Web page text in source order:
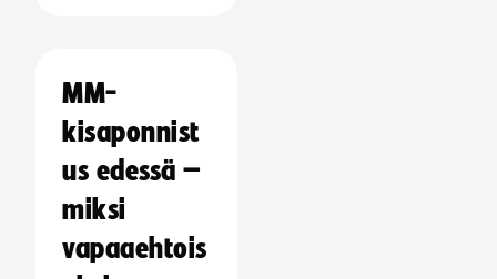
MM-
kisaponnist
us edessä –
miksi
vapaaehtois